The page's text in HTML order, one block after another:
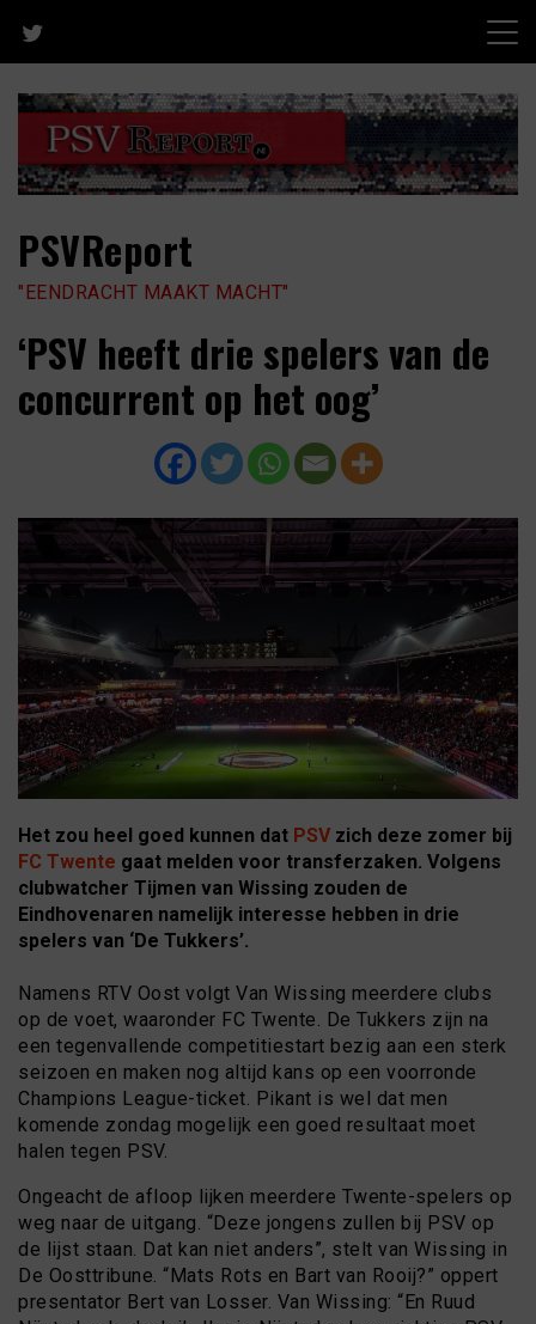
content
PSVReport
"EENDRACHT MAAKT MACHT"
‘PSV heeft drie spelers van de
concurrent op het oog’
Het zou heel goed kunnen dat PSV zich deze zomer bij
FC Twente gaat melden voor transferzaken. Volgens
clubwatcher Tijmen van Wissing zouden de
Eindhovenaren namelijk interesse hebben in drie
spelers van ‘De Tukkers’.
Namens RTV Oost volgt Van Wissing meerdere clubs
op de voet, waaronder FC Twente. De Tukkers zijn na
een tegenvallende competitiestart bezig aan een sterk
seizoen en maken nog altijd kans op een voorronde
Champions League-ticket. Pikant is wel dat men
komende zondag mogelijk een goed resultaat moet
halen tegen PSV.
Ongeacht de afloop lijken meerdere Twente-spelers op
weg naar de uitgang. “Deze jongens zullen bij PSV op
de lijst staan. Dat kan niet anders”, stelt van Wissing in
De Oosttribune. “Mats Rots en Bart van Rooij?” oppert
presentator Bert van Losser. Van Wissing: “En Ruud